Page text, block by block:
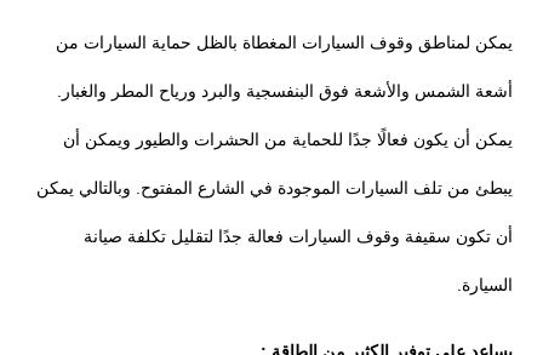
يمكن لمناطق وقوف السيارات المغطاة بالظل حماية السيارات من
أشعة الشمس والأشعة فوق البنفسجية والبرد ورياح المطر والغبار.
يمكن أن يكون فعالًا جدًا للحماية من الحشرات والطيور ويمكن أن
يبطئ من تلف السيارات الموجودة في الشارع المفتوح. وبالتالي يمكن
أن تكون سقيفة وقوف السيارات فعالة جدًا لتقليل تكلفة صيانة
السيارة.
يساعد على توفير الكثير من الطاقة :